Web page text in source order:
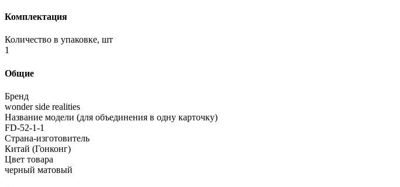
Комплектация
Количество в упаковке, шт
1
Общие
Бренд
wonder side realities
Название модели (для объединения в одну карточку)
FD-52-1-1
Страна-изготовитель
Китай (Гонконг)
Цвет товара
черный матовый